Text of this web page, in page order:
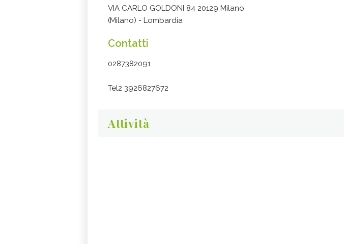
VIA CARLO GOLDONI 84 20129 Milano
(Milano) - Lombardia
Contatti
0287382091
Tel2 3926827672
Attività